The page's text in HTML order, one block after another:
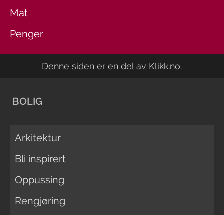
Mat
Penger
Denne siden er en del av Klikk.no.
BOLIG
Arkitektur
Bli inspirert
Oppussing
Rengjøring